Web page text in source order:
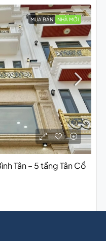
MUA BÁN NHÀ MỚI
Tân – 5 tầng Tân Cổ